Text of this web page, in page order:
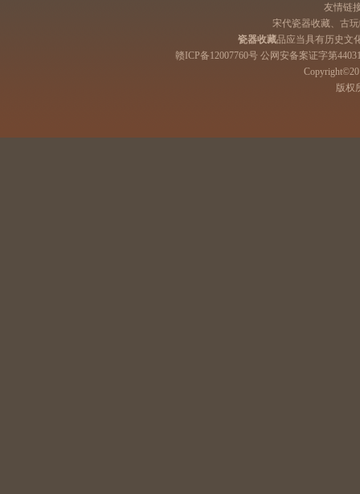
友情链
宋代瓷器收藏、古
瓷器收藏品应当具有历史文
赣ICP备12007760号 公网安备案证字第
版权